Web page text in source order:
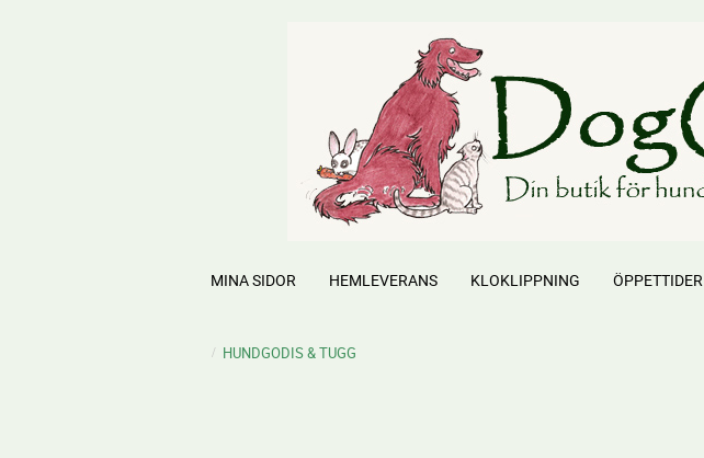
MINA SIDOR HEMLEVERANS KLOKLIPPNING ÖPPETTIDER
HUNDGODIS & TUGG